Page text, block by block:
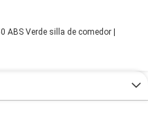
ABS Verde silla de comedor |